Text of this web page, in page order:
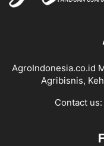
AgroIndonesia.co.id
Agribisnis,
Contact us: